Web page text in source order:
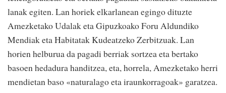
lanak egiten. Lan horiek elkarlanean egingo dituzte
Amezketako Udalak eta Gipuzkoako Foru Aldundiko
Mendiak eta Habitatak Kudeatzeko Zerbitzuak. Lan
horien helburua da pagadi berriak sortzea eta bertako
basoen hedadura handitzea, eta, horrela, Amezketako herri
mendietan baso «naturalago eta iraunkorragoak» garatzea.